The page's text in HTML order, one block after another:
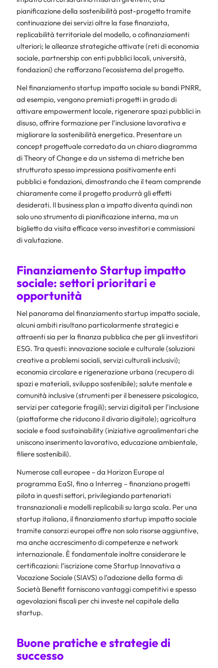
pianificazione della sostenibilità post-progetto tramite
continuazione dei servizi oltre la fase finanziata,
replicabilità territoriale del modello, o cofinanziamenti
ulteriori; le alleanze strategiche attivate (reti di economia
sociale, partnership con enti pubblici locali, università,
fondazioni) che rafforzano l’ecosistema del progetto.
Nel finanziamento startup impatto sociale su bandi PNRR,
ad esempio, vengono premiati progetti in grado di
attivare empowerment locale, rigenerare spazi pubblici in
disuso, offrire formazione per l’inclusione lavorativa e
migliorare la sostenibilità energetica. Presentare un
concept progettuale corredato da un chiaro diagramma
di Theory of Change e da un sistema di metriche ben
strutturato spesso impressiona positivamente enti
pubblici e fondazioni, dimostrando che il team comprende
chiaramente come il progetto produrrà gli effetti
desiderati. Il business plan a impatto diventa quindi non
solo uno strumento di pianificazione interna, ma un
biglietto da visita efficace verso investitori e commissioni
di valutazione.
Finanziamento Startup impatto
sociale: settori prioritari e
opportunità
Nel panorama del finanziamento startup impatto sociale,
alcuni ambiti risultano particolarmente strategici e
attraenti sia per la finanza pubblica che per gli investitori
ESG. Tra questi: innovazione sociale e culturale (soluzioni
creative a problemi sociali, servizi culturali inclusivi);
economia circolare e rigenerazione urbana (recupero di
spazi e materiali, sviluppo sostenibile); salute mentale e
comunità inclusive (strumenti per il benessere psicologico,
servizi per categorie fragili); servizi digitali per l’inclusione
(piattaforme che riducono il divario digitale); agricoltura
sociale e food sustainability (iniziative agroalimentari che
uniscono inserimento lavorativo, educazione ambientale,
filiere sostenibili).
Numerose call europee – da Horizon Europe al
programma EaSI, fino a Interreg – finanziano progetti
pilota in questi settori, privilegiando partenariati
transnazionali e modelli replicabili su larga scala. Per una
startup italiana, il finanziamento startup impatto sociale
tramite consorzi europei offre non solo risorse aggiuntive,
ma anche accrescimento di competenze e network
internazionale. È fondamentale inoltre considerare le
certificazioni: l’iscrizione come Startup Innovativa a
Vocazione Sociale (SIAVS) o l’adozione della forma di
Società Benefit forniscono vantaggi competitivi e spesso
agevolazioni fiscali per chi investe nel capitale della
startup.
Buone pratiche e strategie di
successo